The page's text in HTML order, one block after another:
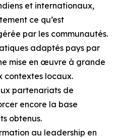
et internationaux,
ce qu’est
par les communautés.
adaptés pays par
mise en œuvre à grande
contextes locaux.
partenariats de
encore la base
obtenus.
au leadership en